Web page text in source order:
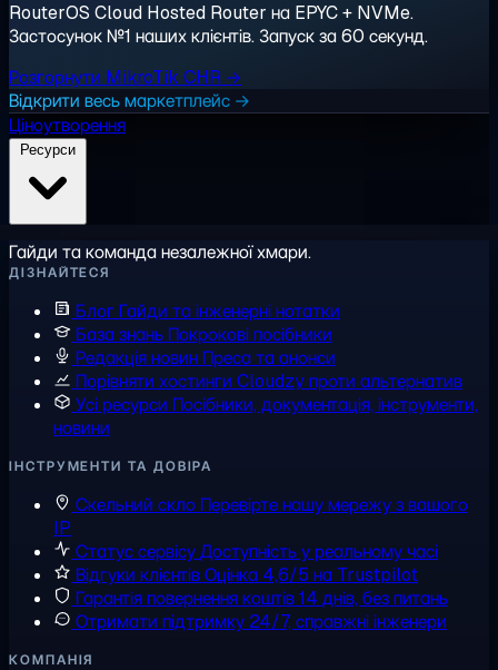
RouterOS Cloud Hosted Router на EPYC + NVMe.
Застосунок №1 наших клієнтів. Запуск за 60 секунд.
Розгорнути MikroTik CHR →
Відкрити весь маркетплейс →
Ціноутворення
Гайди та команда незалежної хмари.
ДІЗНАЙТЕСЯ
Блог Гайди та інженерні нотатки
База знань Покрокові посібники
Редакція новин Преса та анонси
Порівняти хостинги Cloudzy проти альтернатив
Усі ресурси Посібники, документація, інструменти,
новини
ІНСТРУМЕНТИ ТА ДОВІРА
Скельний скло Перевірте нашу мережу з вашого
IP
Статус сервісуДоступність у реальному часі
Відгуки клієнтівОцінка 4,6/5 на Trustpilot
Гарантія повернення коштів14 днів, без питань
Отримати підтримку 24/7, справжні інженери
КОМПАНІЯ